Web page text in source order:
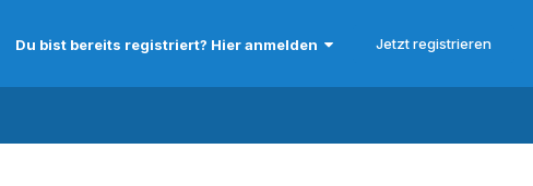
Du bist bereits registriert? Hier anmelden Jetzt registrieren